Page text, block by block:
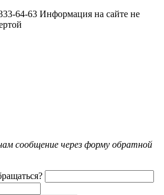
64-63 Информация на сайте не
сообщение через форму обратной